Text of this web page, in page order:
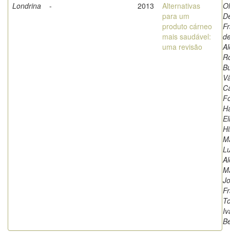
Londrina
- 2013
Alternativas
para um
produto cárneo
mais saudável:
uma revisão